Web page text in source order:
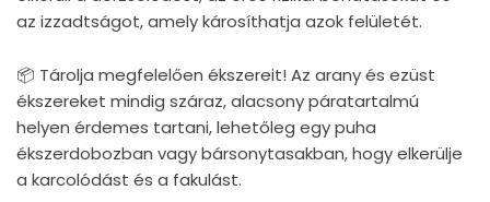
az izzadtságot, amely károsíthatja azok felületét.
📦 Tárolja megfelelően ékszereit! Az arany és ezüst
ékszereket mindig száraz, alacsony páratartalmú
helyen érdemes tartani, lehetőleg egy puha
ékszerdobozban vagy bársonytasakban, hogy elkerülje
a karcolódást és a fakulást.